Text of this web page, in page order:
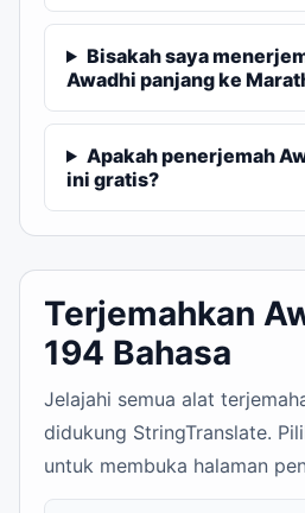
Bisakah saya
Awadhi panjang ke
Apakah penerjemah
ini gratis?
Terjemahkan
194 Bahasa
Jelajahi semua alat
didukung StringTranslate.
untuk membuka halaman